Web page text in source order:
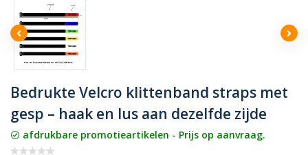
Bedrukte Velcro klittenband straps met
gesp – haak en lus aan dezelfde zijde
afdrukbare promotieartikelen - Prijs op aanvraag.